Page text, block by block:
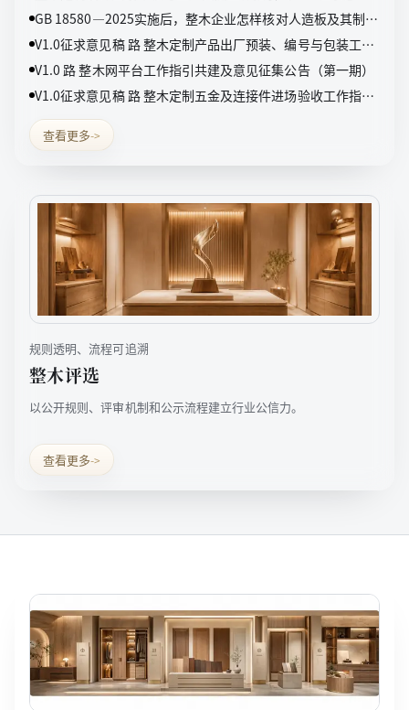
稿）
GB 18580—2025实施后，整木企业怎样核对人造板及其制品
甲醛检测报告
V1.0征求意见稿 路 整木定制产品出厂预装、编号与包装工作
指引（V1.0征求意见稿）
V1.0 路 整木网平台工作指引共建及意见征集公告（第一期）
V1.0征求意见稿 路 整木定制五金及连接件进场验收工作指引
查看更多->
规则透明、流程可追溯
整木评选
以公开规则、评审机制和公示流程建立行业公信力。
查看更多->